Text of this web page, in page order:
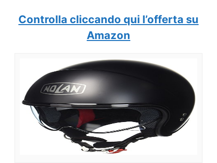
Controlla cliccando qui l’offerta su
Amazon